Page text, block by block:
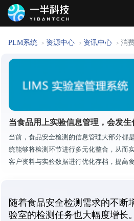
PLM系统 > 资源中心 > 资讯中心 > 消
当食品用上实验信息管理，会发生
当前，食品安全检测的信息管理大部分都
统能够将检测环节进行多元化整合，从而
客户资料与实验数据进行优化存档，提高
随着食品安全检测需求的不断
验室的检测任务也大幅度增长